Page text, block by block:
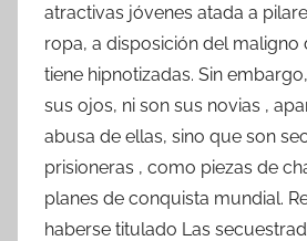
atractivas jóvenes atada a
ropa, a disposición del maligno
tiene hipnotizadas. Sin
sus ojos, ni son sus novias ,
abusa de ellas, sino que son
prisioneras , como piezas de
planes de conquista mundial.
haberse titulado Las